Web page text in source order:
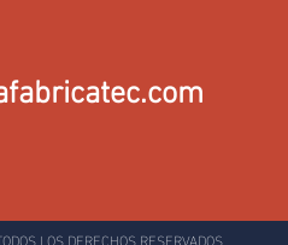
LOS DERECHOS RESERVADOS.